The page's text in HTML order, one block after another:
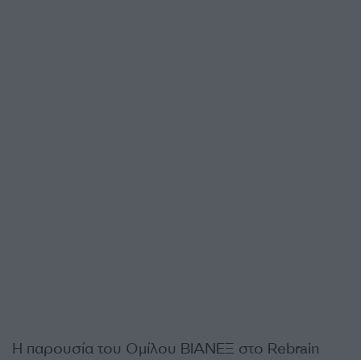
Η παρουσία του Ομίλου ΒΙΑΝΕΞ στο Rebrain